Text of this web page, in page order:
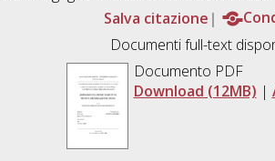
Salva citazione
Documenti full-text
Documento PDF
Download (12MB) |